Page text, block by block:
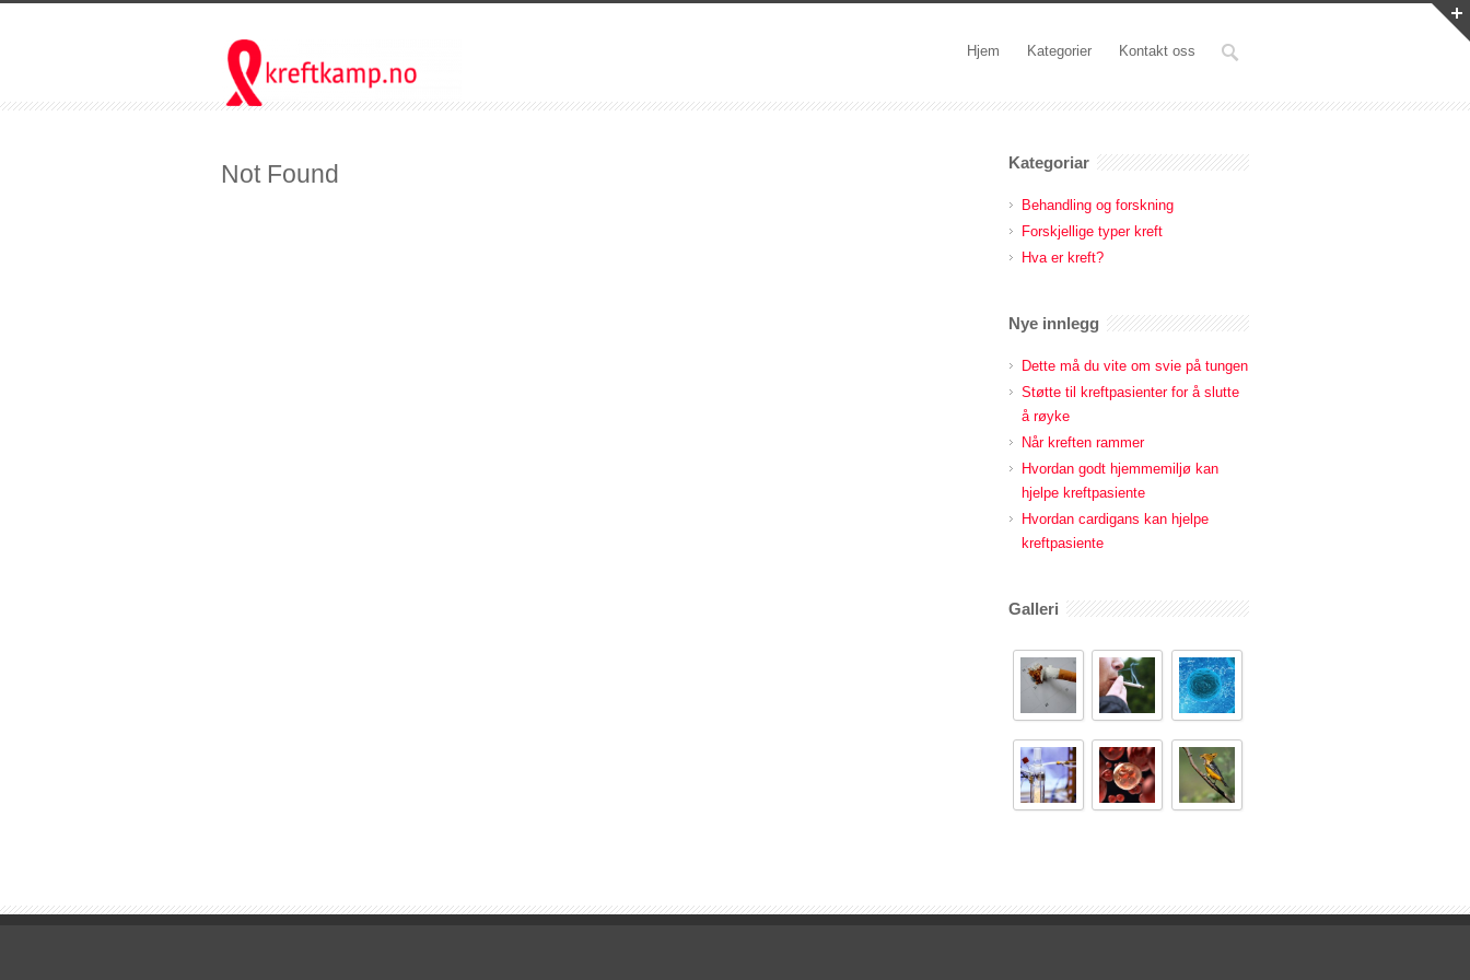
Hjem Kategorier Kontakt oss
Not Found Kategoriar
Behandling og forskning
Forskjellige typer kreft
Hva er kreft?
Nye innlegg
Dette må du vite om svie på tungen
Støtte til kreftpasienter for å slutte
å røyke
Når kreften rammer
Hvordan godt hjemmemiljø kan
hjelpe kreftpasiente
Hvordan cardigans kan hjelpe
kreftpasiente
Galleri